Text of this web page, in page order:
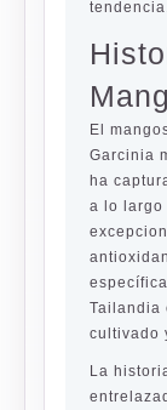
El
Garcinia
ha
a lo largo
Tailandia
cultivado
La